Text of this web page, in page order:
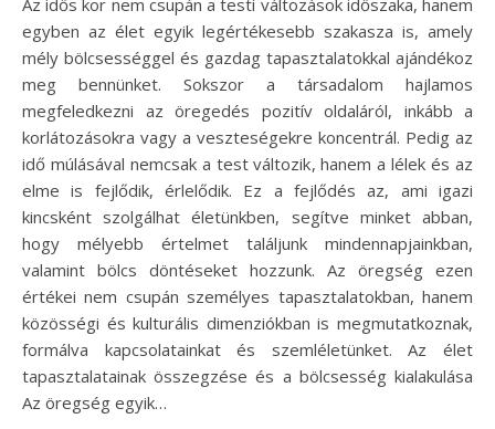
egyben az élet egyik legértékesebb szakasza is, amely
mély bölcsességgel és gazdag tapasztalatokkal ajándékoz
meg bennünket. Sokszor a társadalom hajlamos
megfeledkezni az öregedés pozitív oldaláról, inkább a
korlátozásokra vagy a veszteségekre koncentrál. Pedig az
idő múlásával nemcsak a test változik, hanem a lélek és az
elme is fejlődik, érlelődik. Ez a fejlődés az, ami igazi
kincsként szolgálhat életünkben, segítve minket abban,
hogy mélyebb értelmet találjunk mindennapjainkban,
valamint bölcs döntéseket hozzunk. Az öregség ezen
értékei nem csupán személyes tapasztalatokban, hanem
közösségi és kulturális dimenziókban is megmutatkoznak,
formálva kapcsolatainkat és szemléletünket. Az élet
tapasztalatainak összegzése és a bölcsesség kialakulása
Az öregség egyik…